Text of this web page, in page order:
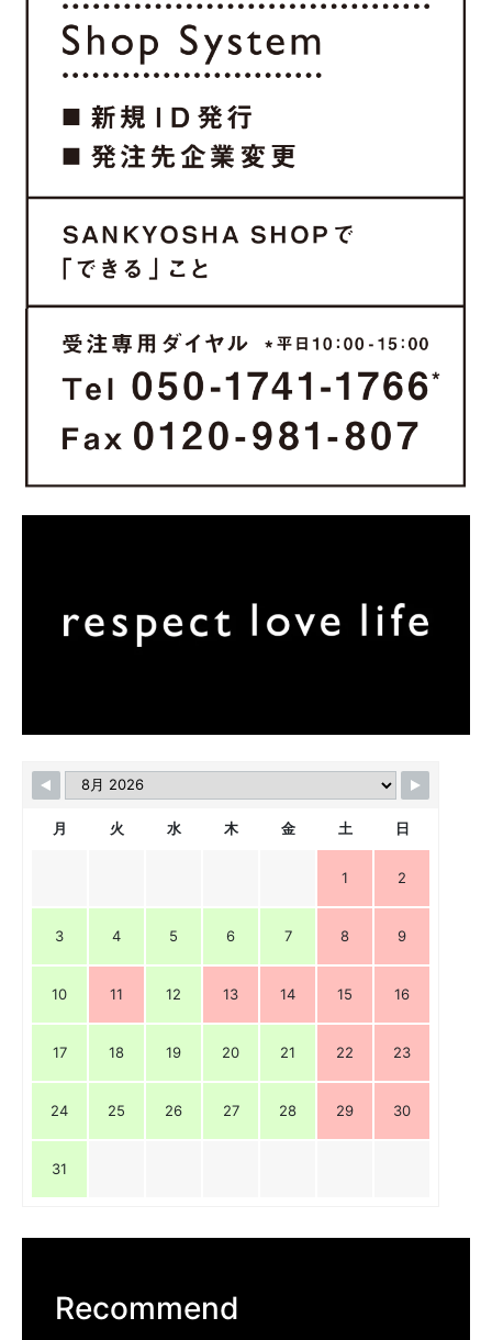
月 火 水 木 金 土 日
1 2
3 4 5 6 7 8 9
10 11 12 13 14 15 16
17 18 19 20 21 22 23
24 25 26 27 28 29 30
31
Recommend